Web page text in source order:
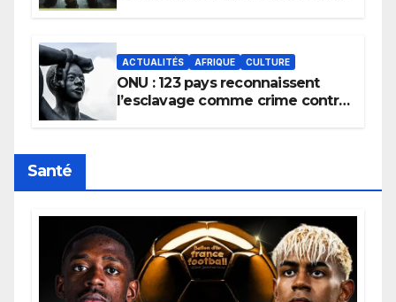
ACTUALITÉS AFRIQUE CULTURE
ONU : 123 pays reconnaissent
l’esclavage comme crime contre
Santé